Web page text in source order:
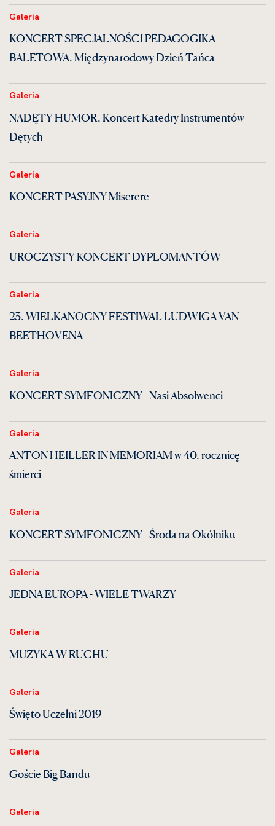
Galeria
KONCERT SPECJALNOŚCI PEDAGOGIKA
BALETOWA. Międzynarodowy Dzień Tańca
Galeria
NADĘTY HUMOR. Koncert Katedry Instrumentów
Dętych
Galeria
KONCERT PASYJNY Miserere
Galeria
UROCZYSTY KONCERT DYPLOMANTÓW
Galeria
23. WIELKANOCNY FESTIWAL LUDWIGA VAN
BEETHOVENA
Galeria
KONCERT SYMFONICZNY - Nasi Absolwenci
Galeria
ANTON HEILLER IN MEMORIAM w 40. rocznicę
śmierci
Galeria
KONCERT SYMFONICZNY - Środa na Okólniku
Galeria
JEDNA EUROPA - WIELE TWARZY
Galeria
MUZYKA W RUCHU
Galeria
Święto Uczelni 2019
Galeria
Goście Big Bandu
Galeria